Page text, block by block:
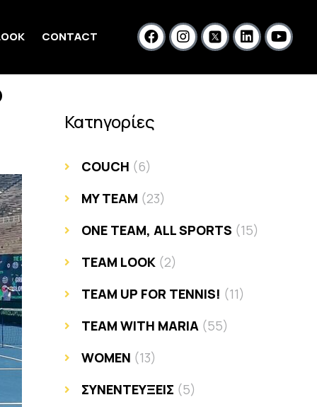
CONTACT
Κατηγορίες
COUCH (6)
MY TEAM (23)
ONE TEAM, ALL SPORTS (15)
TEAM LOOK (2)
TEAM UP FOR TENNIS! (11)
TEAM WITH MARIA (55)
WOMEN (13)
ΣΥΝΕΝΤΕΥΞΕΙΣ (5)